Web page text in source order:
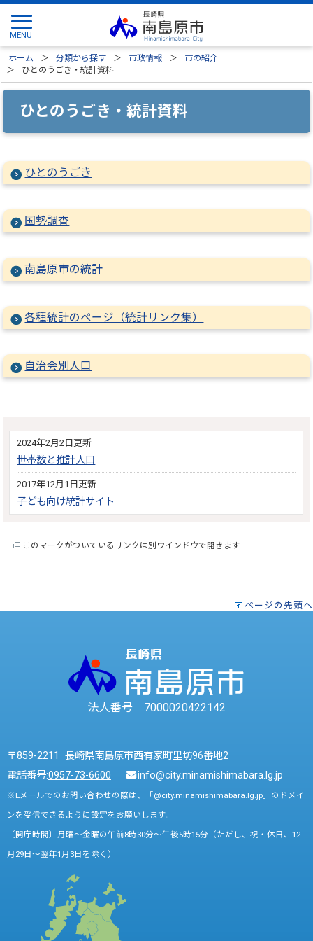
ホーム 分類から探す 市政情報
市の紹介
ひとのうごき・統計資料
ひとのうごき・統計資料
ひとのうごき
国勢調査
南島原市の統計
各種統計のページ（統計リンク集）
自治会別人口
2024年2月2日更新
世帯数と推計人口
2017年12月1日更新
子ども向け統計サイト
このマークがついているリンクは別ウインドウで開きます
ページの先頭へ
法人番号 7000020422142
〒859-2211 長崎県南島原市西有家町里坊96番地2
電話番号:0957-73-6600 info@city.minamishimabara.lg.jp
※Eメールでのお問い合わせの際は、「@city.minamishimabara.lg.jp」のドメイ
ンを受信できるように設定をお願いします。
〔開庁時間〕月曜～金曜の午前8時30分～午後5時15分（ただし、祝・休日、12
月29日～翌年1月3日を除く）